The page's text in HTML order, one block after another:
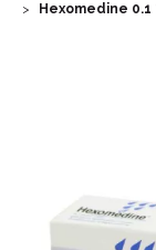
Hexomedine